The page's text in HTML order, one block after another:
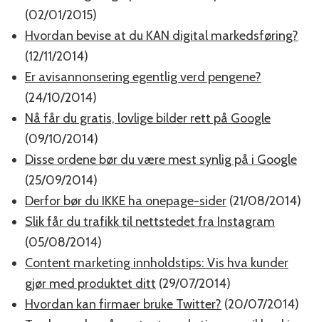
(02/01/2015)
Hvordan bevise at du KAN digital markedsføring?
(12/11/2014)
Er avisannonsering egentlig verd pengene?
(24/10/2014)
Nå får du gratis, lovlige bilder rett på Google
(09/10/2014)
Disse ordene bør du være mest synlig på i Google
(25/09/2014)
Derfor bør du IKKE ha onepage-sider (21/08/2014)
Slik får du trafikk til nettstedet fra Instagram
(05/08/2014)
Content marketing innholdstips: Vis hva kunder
gjør med produktet ditt (29/07/2014)
Hvordan kan firmaer bruke Twitter? (20/07/2014)